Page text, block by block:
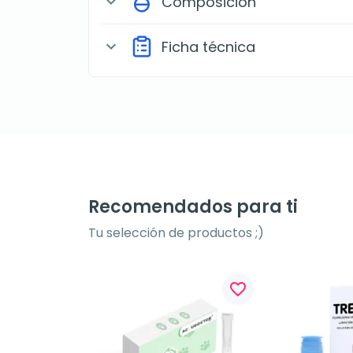
expand_more Ficha técnica
Recomendados para ti
Tu selección de productos ;)
favorite_border